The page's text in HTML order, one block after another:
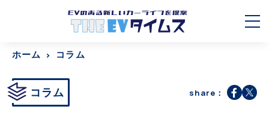
ホーム コラム
コラム share：